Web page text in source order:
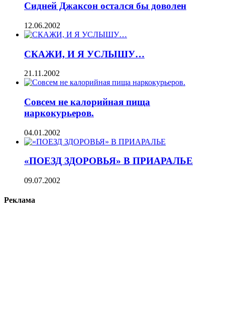
Сидней Джаксон остался бы доволен
12.06.2002
СКАЖИ, И Я УСЛЫШУ…
21.11.2002
Совсем не калорийная пища
наркокурьеров.
04.01.2002
«ПОЕЗД ЗДОРОВЬЯ» В ПРИАРАЛЬЕ
09.07.2002
Реклама